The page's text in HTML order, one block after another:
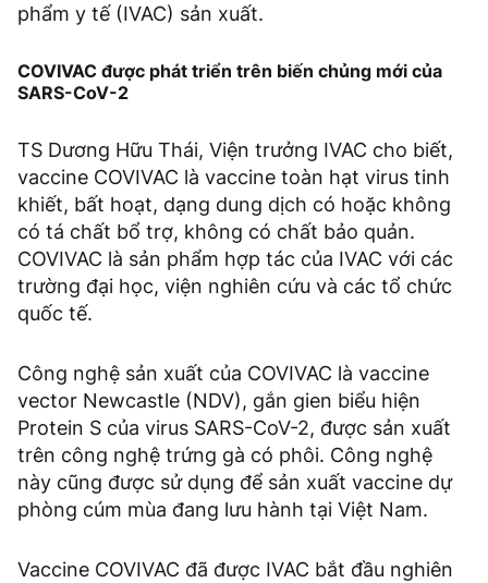
phẩm y tế (IVAC) sản xuất.
COVIVAC được phát triển trên biến chủng mới của
SARS-CoV-2
TS Dương Hữu Thái, Viện trưởng IVAC cho biết,
vaccine COVIVAC là vaccine toàn hạt virus tinh
khiết, bất hoạt, dạng dung dịch có hoặc không
có tá chất bổ trợ, không có chất bảo quản.
COVIVAC là sản phẩm hợp tác của IVAC với các
trường đại học, viện nghiên cứu và các tổ chức
quốc tế.
Công nghệ sản xuất của COVIVAC là vaccine
vector Newcastle (NDV), gắn gien biểu hiện
Protein S của virus SARS-CoV-2, được sản xuất
trên công nghệ trứng gà có phôi. Công nghệ
này cũng được sử dụng để sản xuất vaccine dự
phòng cúm mùa đang lưu hành tại Việt Nam.
Vaccine COVIVAC đã được IVAC bắt đầu nghiên